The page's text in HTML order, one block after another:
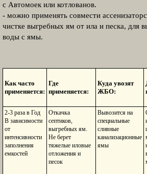
с Автомоек или котлованов.
- можно применять совмести
чистке выгребных ям от ила и песка, для
воды с ямы.
Как часто
применяется:
Где
применяется:
Куда увозят
ЖБО:
2-3 раза в Год
В зависимости
от
интенсивности
заполнения
емкостей
Откачка
септиков,
выгребных ям.
Не берет
тяжелые иловые
отложения и
песок
Вывозится на
специальные
сливные
канализационные
ямы